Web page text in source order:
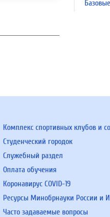
Комплекс спортивных клубов и
Студенческий городок
Служебный раздел
Оплата обучения
Коронавирус COVID-19
Ресурсы Минобрнауки России и
Часто задаваемые вопросы